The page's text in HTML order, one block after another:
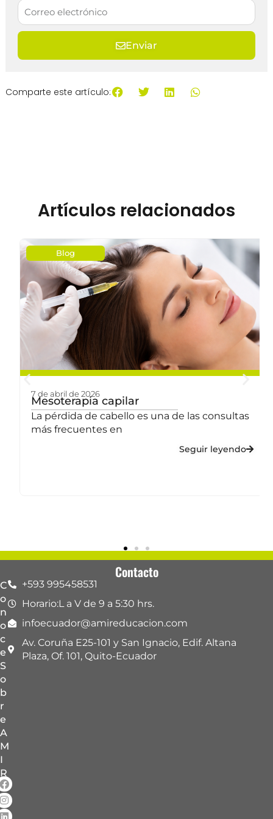
Enviar
Comparte este artículo:
Artículos relacionados
Blog
7 de abril de 2026
Mesoterapia capilar
La pérdida de cabello es una de las consultas
más frecuentes en
Seguir leyendo
C
o
n
o
c
e
S
o
b
r
e
A
M
I
R
Contacto
+593 995458531
Horario:L a V de 9 a 5:30 hrs.
infoecuador@amireducacion.com
Av. Coruña E25-101 y San Ignacio, Edif. Altana
Plaza, Of. 101, Quito-Ecuador